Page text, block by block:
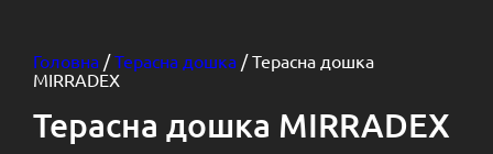
Головна /Терасна дошка / Терасна дошка
MIRRADEX
Терасна дошка MIRRADEX